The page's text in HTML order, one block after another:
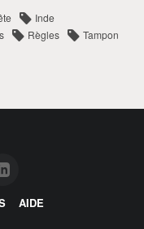
Inde
Règles
Tampon
AIDE